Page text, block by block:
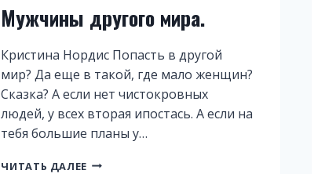
Мужчины другого мира.
Кристина Нордис Попасть в другой
мир? Да еще в такой, где мало женщин?
Сказка? А если нет чистокровных
людей, у всех вторая ипостась. А если на
тебя большие планы у…
ЧИТАТЬ ДАЛЕЕ МУЖЧИНЫ